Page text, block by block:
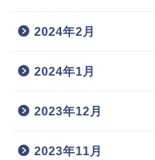
2024年2月
2024年1月
2023年12月
2023年11月